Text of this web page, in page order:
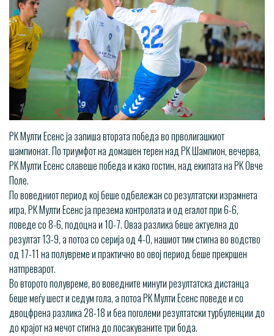
РК Мулти Есенс ја запиша втората победа во прволигашкиот
шампионат. По триумфот на домашен терен над РК Шампион, вечерва,
РК Мулти Есенс славеше победа и како гостин, над екипата на РК Овче
Поле.
По воведниот период кој беше одбележан со резултатски израмнета
игра, РК Мулти Есенс ја презема контролата и од егалот при 6-6,
поведе со 8-6, подоцна и 10-7. Оваа разлика беше актуелна до
резултат 13-9, а потоа со серија од 4-0, нашиот тим стигна во водство
од 17-11 на полувреме и практично во овој период беше прекршен
натпреварот.
Во второто полувреме, во воведните минути резултатска дистанца
беше меѓу шест и седум гола, а потоа РК Мулти Есенс поведе и со
двоцфрена разлика 28-18 и беа поголеми резултатски турбуленции до
до крајот на мечот стигна до посакуваните три бода.